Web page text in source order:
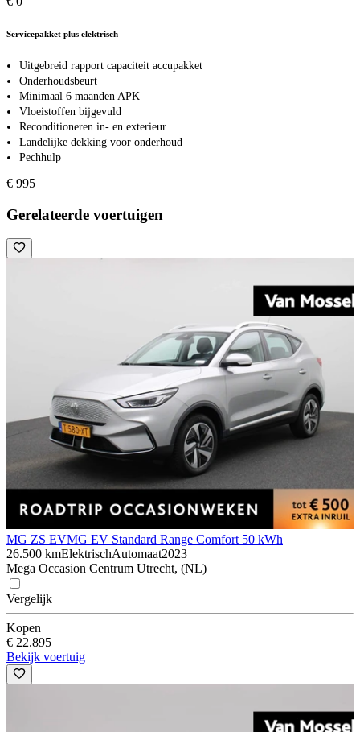
Servicepakket plus elektrisch
Uitgebreid rapport capaciteit accupakket
Onderhoudsbeurt
Minimaal 6 maanden APK
Vloeistoffen bijgevuld
Reconditioneren in- en exterieur
Landelijke dekking voor onderhoud
Pechhulp
€ 995
Gerelateerde voertuigen
MG ZS EVMG EV Standard Range Comfort 50 kWh
26.500 kmElektrischAutomaat2023
Mega Occasion Centrum Utrecht, (NL)
Vergelijk
Kopen
€ 22.895
Bekijk voertuig